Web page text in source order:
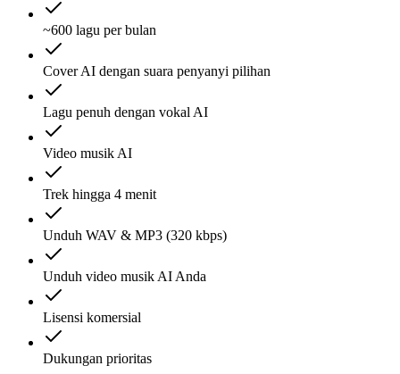
~600 lagu per bulan
Cover AI dengan suara penyanyi pilihan
Lagu penuh dengan vokal AI
Video musik AI
Trek hingga 4 menit
Unduh WAV & MP3 (320 kbps)
Unduh video musik AI Anda
Lisensi komersial
Dukungan prioritas